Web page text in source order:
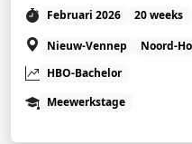
Februari 2026 20 weeks
Nieuw-Vennep
Noord-
HBO-Bachelor
Meewerkstage